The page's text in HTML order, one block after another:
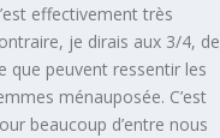
effectivement très
je dirais aux 3/4, de
que peuvent ressentir les
ménauposée. C’est
beaucoup d’entre nous